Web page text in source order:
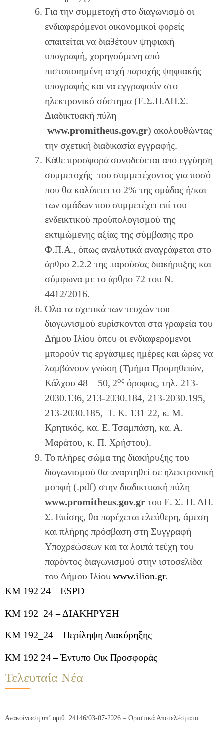
Για την συμμετοχή στο διαγωνισμό οι
ενδιαφερόμενοι οικονομικοί φορείς
απαιτείται να διαθέτουν ψηφιακή
υπογραφή, χορηγούμενη από
πιστοποιημένη αρχή παροχής ψηφιακής
υπογραφής και να εγγραφούν στο
ηλεκτρονικό σύστημα (Ε.Σ.Η.ΔΗ.Σ. –
Διαδικτυακή πύλη
www.promitheus.gov.gr) ακολουθώντας
την σχετική διαδικασία εγγραφής.
Κάθε προσφορά συνοδεύεται από εγγύηση
συμμετοχής του συμμετέχοντος για ποσό
που θα καλύπτει το 2% της ομάδας ή/και
των ομάδων που συμμετέχει επί του
ενδεικτικού προϋπολογισμού της
εκτιμώμενης αξίας της σύμβασης προ
Φ.Π.Α., όπως αναλυτικά αναγράφεται στο
άρθρο 2.2.2 της παρούσας διακήρυξης και
σύμφωνα με το άρθρο 72 του Ν.
4412/2016.
Όλα τα σχετικά των τευχών του
διαγωνισμού ευρίσκονται στα γραφεία του
Δήμου Ιλίου όπου οι ενδιαφερόμενοι
μπορούν τις εργάσιμες ημέρες και ώρες να
λαμβάνουν γνώση (Τμήμα Προμηθειών,
Κάλχου 48 – 50, 2ος όροφος, τηλ. 213-
2030.136, 213-2030.184, 213-2030.195,
213-2030.185, Τ. Κ. 131 22, κ. Μ.
Κρητικός, κα. Ε. Τσαμπάση, κα. Α.
Μαράτου, κ. Π. Χρήστου).
Το πλήρες σώμα της διακήρυξης του
διαγωνισμού θα αναρτηθεί σε ηλεκτρονική
μορφή (.pdf) στην διαδικτυακή πύλη
www.promitheus.gov.gr του Ε. Σ. Η. ΔΗ.
Σ. Επίσης, θα παρέχεται ελεύθερη, άμεση
και πλήρης πρόσβαση στη Συγγραφή
Υποχρεώσεων και τα λοιπά τεύχη του
παρόντος διαγωνισμού στην ιστοσελίδα
του Δήμου Ιλίου www.ilion.gr.
KM 192 24 – ESPD
ΚΜ 192_24 – ΔΙΑΚΗΡΥΞΗ
ΚΜ 192_24 – Περίληψη Διακύρηξης
KM 192 24 – Έντυπο Οικ Προσφοράς
Τελευταία Νέα
Ανακοίνωση υπ’ αριθ. 24146/03-07-2026 – Οριστικά Αποτελέσματα